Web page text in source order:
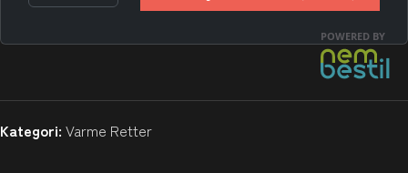
Kategori: Varme Retter